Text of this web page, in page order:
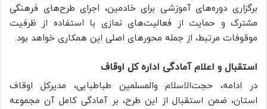
برگزاری دوره‌های آموزشی برای خادمین، اجرای طرح‌های فرهنگی
مشترک و حمایت از فعالیت‌های نمازی با استفاده از ظرفیت
موقوفات مرتبط، از جمله محورهای اصلی این همکاری خواهد بود.
استقبال و اعلام آمادگی اداره کل اوقاف
در ادامه، حجت‌الاسلام والمسلمین طباطبایی، مدیرکل اوقاف
استان، ضمن استقبال از این طرح، بر آمادگی کامل آن مجموعه